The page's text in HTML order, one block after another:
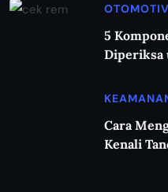
5
Diperiksa
Cara
Kenali